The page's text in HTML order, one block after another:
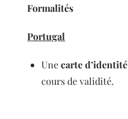
Formalités
Portugal
Unecarte d’identité
cours de validité.